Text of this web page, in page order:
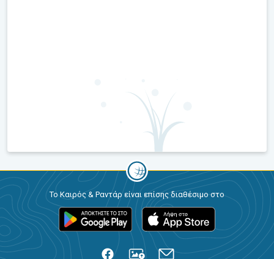
Το Καιρός & Ραντάρ είναι επίσης διαθέσιμο στο